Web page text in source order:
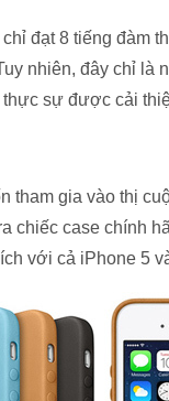
đạt 8 tiếng đàm
nhiên, đây chỉ là
sự được cải
tham gia vào thị
chiếc case chính
với cả iPhone 5